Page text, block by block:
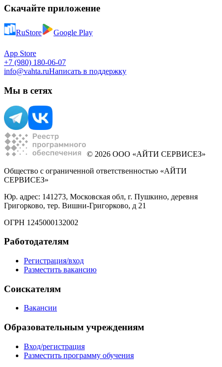
Скачайте приложение
RuStore Google Play
App Store
+7 (980) 180-06-07
info@vahta.ruНаписать в поддержку
Мы в сетях
© 2026 ООО «АЙТИ СЕРВИСЕЗ»
Общество с ограниченной ответственностью «АЙТИ
СЕРВИСЕЗ»
Юр. адрес: 141273, Московская обл, г. Пушкино, деревня
Григорково, тер. Вишни-Григорково, д 21
ОГРН 1245000132002
Работодателям
Регистрация/вход
Разместить вакансию
Соискателям
Вакансии
Образовательным учреждениям
Вход/регистрация
Разместить программу обучения